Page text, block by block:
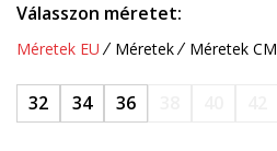
Válasszon méretet:
Méretek EU Méretek Méretek CM
32 34 36